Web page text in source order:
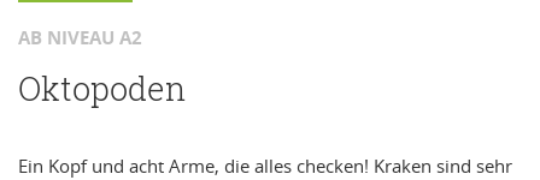
AB NIVEAU A2
Oktopoden
Ein Kopf und acht Arme, die alles checken! Kraken sind sehr